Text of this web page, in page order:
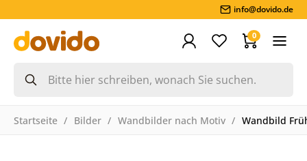
info@dovido.de
0
Startseite Bilder Wandbilder nach Motiv Wandbild